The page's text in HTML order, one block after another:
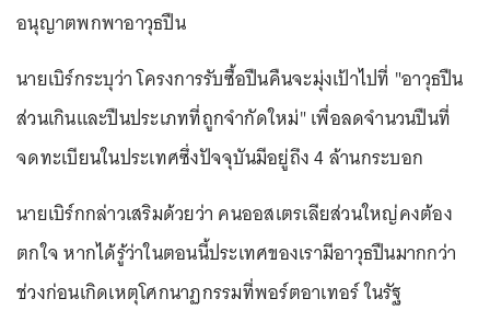
อนุญาตพกพาอาวุธปืน
นายเบิร์กระบุว่า โครงการรับซื้อปืนคืนจะมุ่งเป้าไปที่ "อาวุธปืน
ส่วนเกินและปืนประเภทที่ถูกจำกัดใหม่" เพื่อลดจำนวนปืนที่
จดทะเบียนในประเทศซึ่งปัจจุบันมีอยู่ถึง 4 ล้านกระบอก
นายเบิร์กกล่าวเสริมด้วยว่า คนออสเตรเลียส่วนใหญ่คงต้อง
ตกใจ หากได้รู้ว่าในตอนนี้ประเทศของเรามีอาวุธปืนมากกว่า
ช่วงก่อนเกิดเหตุโศกนาฏกรรมที่พอร์ตอาเทอร์ ในรัฐ